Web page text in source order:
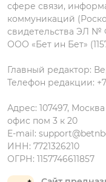
сфере связи,
коммуникаций
свидетельства ЭЛ
ООО «Бет ин Бет»
Главный редактор:
Телефон редакции:
Адрес: 107497,
офис пом 3 к 20
E-mail:
ИНН: 7721326210
ОГРН: 1157746611857